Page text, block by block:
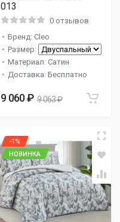
013
0 отзывов
Бренд: Cleo
Размер:
Материал: Сатин
Доставка: Бесплатно
9 060 ₽ 9 063 ₽
-1%
НОВИНКА